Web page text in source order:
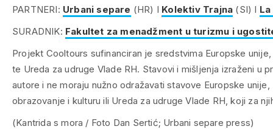
PARTNERI: Urbani separe (HR) I Kolektiv Trajna (SI) I
SURADNIK: Fakultet za menadžment u turizmu i
Projekt Cooltours sufinanciran je sredstvima Europske
te Ureda za udruge Vlade RH. Stavovi i mišljenja izraženi u
autore i ne moraju nužno odražavati stavove Europske
obrazovanje i kulturu ili Ureda za udruge Vlade RH, koji za
(Kantrida s mora / Foto Dan Sertić; Urbani separe press)